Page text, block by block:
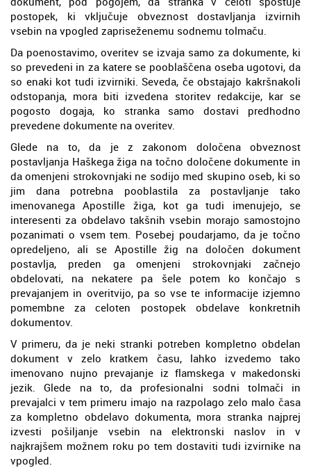
postopek, ki vključuje obveznost dostavljanja izvirnih
vsebin na vpogled zapriseženemu sodnemu tolmaču.
Da poenostavimo, overitev se izvaja samo za dokumente, ki
so prevedeni in za katere se pooblaščena oseba ugotovi, da
so enaki kot tudi izvirniki. Seveda, če obstajajo kakršnakoli
odstopanja, mora biti izvedena storitev redakcije, kar se
pogosto dogaja, ko stranka samo dostavi predhodno
prevedene dokumente na overitev.
Glede na to, da je z zakonom določena obveznost
postavljanja Haškega žiga na točno določene dokumente in
da omenjeni strokovnjaki ne sodijo med skupino oseb, ki so
jim dana potrebna pooblastila za postavljanje tako
imenovanega Apostille žiga, kot ga tudi imenujejo, se
interesenti za obdelavo takšnih vsebin morajo samostojno
pozanimati o vsem tem. Posebej poudarjamo, da je točno
opredeljeno, ali se Apostille žig na določen dokument
postavlja, preden ga omenjeni strokovnjaki začnejo
obdelovati, na nekatere pa šele potem ko končajo s
prevajanjem in overitvijo, pa so vse te informacije izjemno
pomembne za celoten postopek obdelave konkretnih
dokumentov.
V primeru, da je neki stranki potreben kompletno obdelan
dokument v zelo kratkem času, lahko izvedemo tako
imenovano nujno prevajanje iz flamskega v makedonski
jezik. Glede na to, da profesionalni sodni tolmači in
prevajalci v tem primeru imajo na razpolago zelo malo časa
za kompletno obdelavo dokumenta, mora stranka najprej
izvesti pošiljanje vsebin na elektronski naslov in v
najkrajšem možnem roku po tem dostaviti tudi izvirnike na
vpogled.